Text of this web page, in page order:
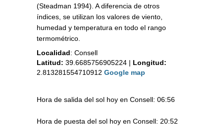
(Steadman 1994). A diferencia de otros
índices, se utilizan los valores de viento,
humedad y temperatura en todo el rango
termométrico.
Localidad: Consell
Latitud: 39.6685756905224 | Longitud:
2.813281554710912 Google map
Hora de salida del sol hoy en Consell: 06:56
Hora de puesta del sol hoy en Consell: 20:52